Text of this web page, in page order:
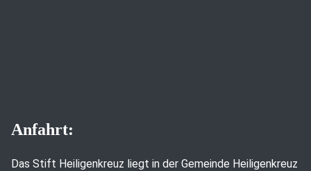
Anfahrt:
Das Stift Heiligenkreuz liegt in der Gemeinde Heiligenkreuz